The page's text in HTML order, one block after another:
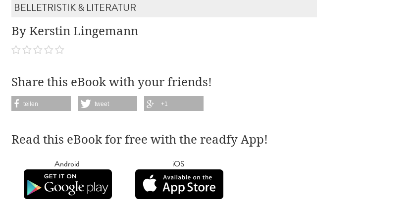
BELLETRISTIK & LITERATUR
By Kerstin Lingemann
Share this eBook with your friends!
teilen tweet +1
Read this eBook for free with the readfy App!
Android iOS